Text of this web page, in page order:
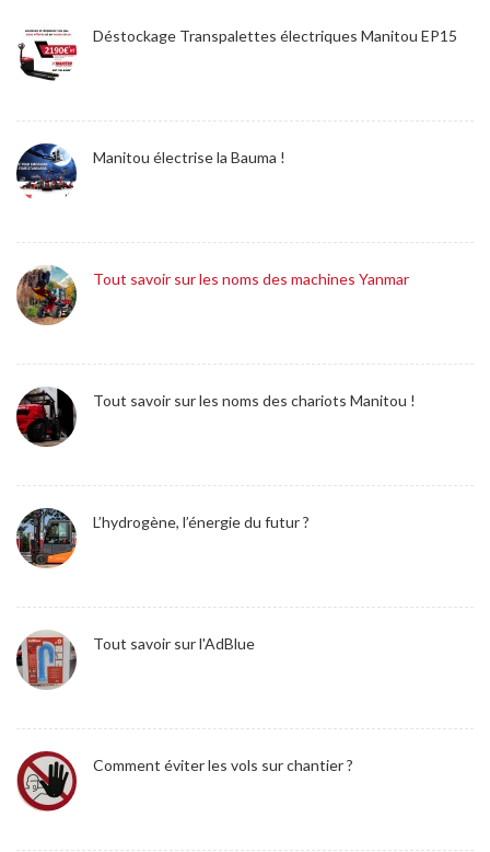
Déstockage Transpalettes électriques Manitou EP15
Manitou électrise la Bauma !
Tout savoir sur les noms des machines Yanmar
Tout savoir sur les noms des chariots Manitou !
L’hydrogène, l’énergie du futur ?
Tout savoir sur l'AdBlue
Comment éviter les vols sur chantier ?